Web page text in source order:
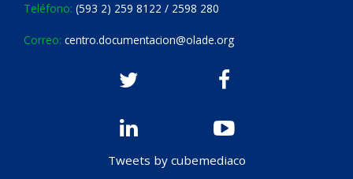
Teléfono: (593 2) 259 8122 / 2598 280
Correo: centro.documentacion@olade.org
Tweets by cubemediaco